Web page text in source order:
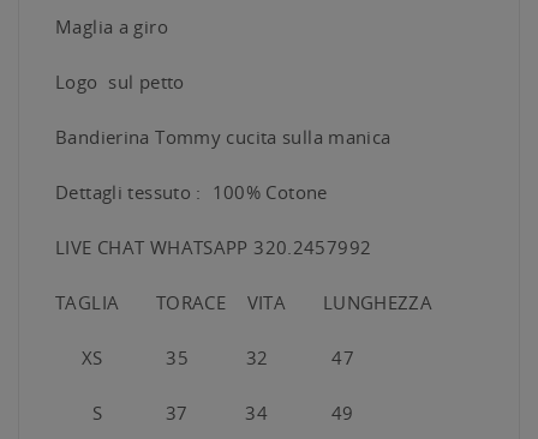
Maglia a giro
Logo sul petto
Bandierina Tommy cucita sulla manica
Dettagli tessuto : 100% Cotone
LIVE CHAT WHATSAPP 320.2457992
TAGLIA TORACE VITA LUNGHEZZA
XS 35 32 47
S 37 34 49